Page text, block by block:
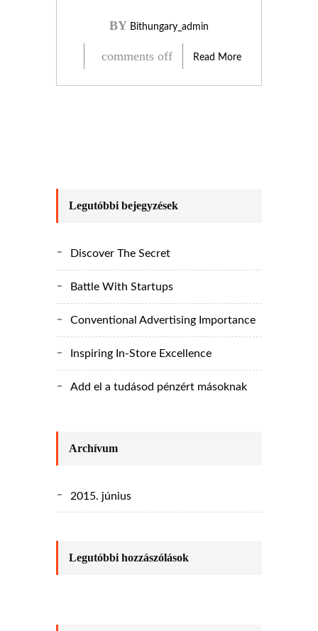
Legutóbbi bejegyzések
Discover The Secret
Battle With Startups
Conventional Advertising Importance
Inspiring In-Store Excellence
Add el a tudásod pénzért másoknak
Archívum
2015. június
Legutóbbi hozzászólások
BY Bithungary_admin
comments off Read More